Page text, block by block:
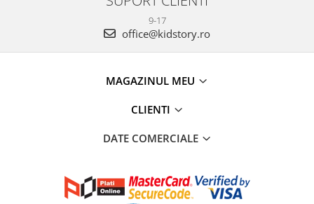
9-17
office@kidstory.ro
MAGAZINUL MEU
CLIENTI
DATE COMERCIALE